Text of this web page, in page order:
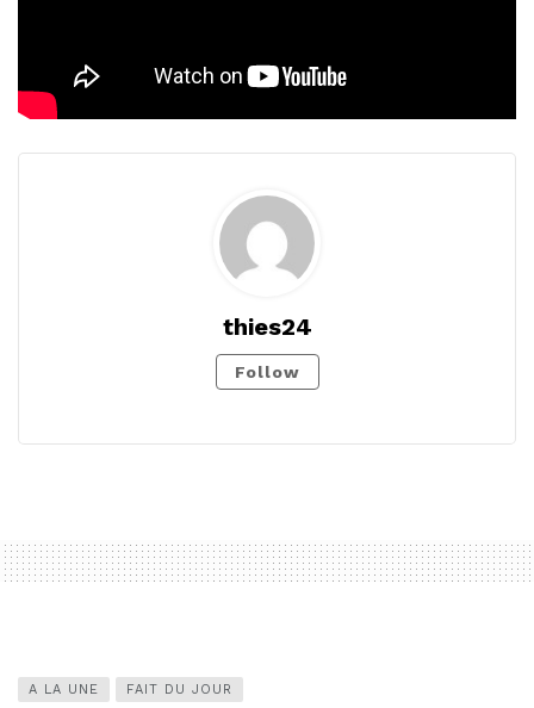
thies24
Follow
A LA UNE FAIT DU JOUR